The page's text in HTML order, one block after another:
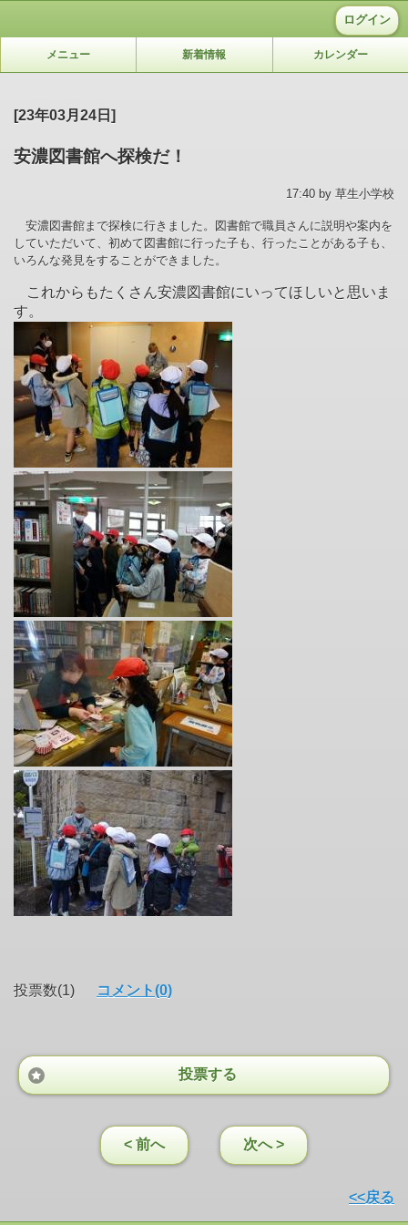
ログイン
メニュー 新着情報 カレンダー
[23年03月24日]
安濃図書館へ探検だ！
17:40 by 草生小学校
安濃図書館まで探検に行きました。図書館で職員さんに説明や案内を
していただいて、初めて図書館に行った子も、行ったことがある子も、
いろんな発見をすることができました。
これからもたくさん安濃図書館にいってほしいと思いま
す。
投票数(1) コメント(0)
投票する
< 前へ 次へ >
<<戻る